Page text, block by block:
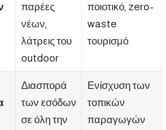
παρέες
νέων,
λάτρεις του
outdoor
ποιοτικό, zero-
waste
τουρισμό
Διασπορά
των εσόδων
σε όλη την
Ενίσχυση των
τοπικών
παραγωγών